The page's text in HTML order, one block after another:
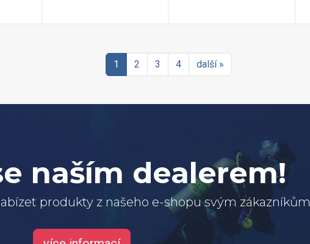
1 2 3 4 další »
naším dealerem!
produkty z našeho e-shopu svým zákazníkům